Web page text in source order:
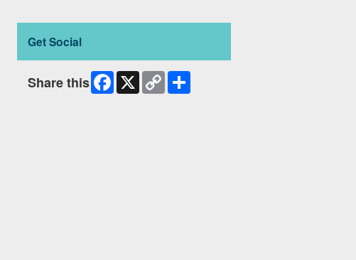
Get Social
Share this Facebook
X
Copy
Link